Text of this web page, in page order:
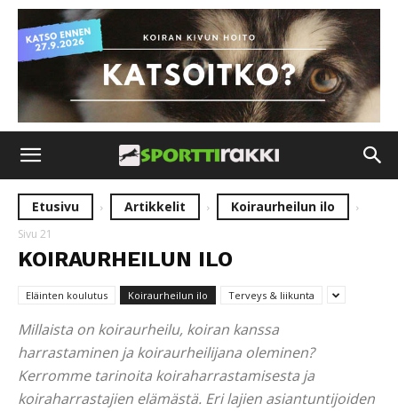
Etusivu Artikkelit Koiraurheilun ilo
Sivu 21
KOIRAURHEILUN ILO
Eläinten koulutus Koiraurheilun ilo Terveys & liikunta
Millaista on koiraurheilu, koiran kanssa
harrastaminen ja koiraurheilijana oleminen?
Kerromme tarinoita koiraharrastamisesta ja
koiraharrastajien elämästä. Eri lajien asiantuntijoiden